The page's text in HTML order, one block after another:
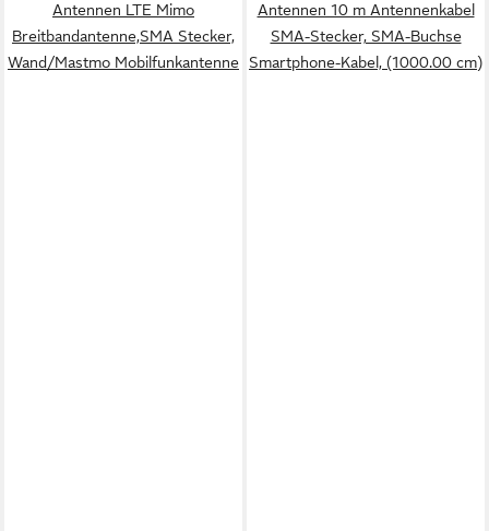
Antennen LTE Mimo
Breitbandantenne,SMA Stecker,
Wand/Mastmo Mobilfunkantenne
Antennen 10 m Antennenkabel
SMA-Stecker, SMA-Buchse
Smartphone-Kabel, (1000.00 cm)